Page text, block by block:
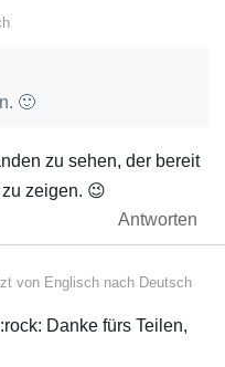
🙂
zu sehen, der bereit
zeigen. 😉
Antworten
von Englisch nach Deutsch
Danke fürs Teilen,